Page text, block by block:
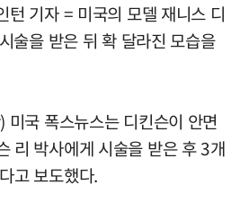
턴 기자 = 미국의 모델 재니스 디
술을 받은 뒤 확 달라진 모습을
국 폭스뉴스는 디킨슨이 안면
리 박사에게 시술을 받은 후 3개
고 보도했다.